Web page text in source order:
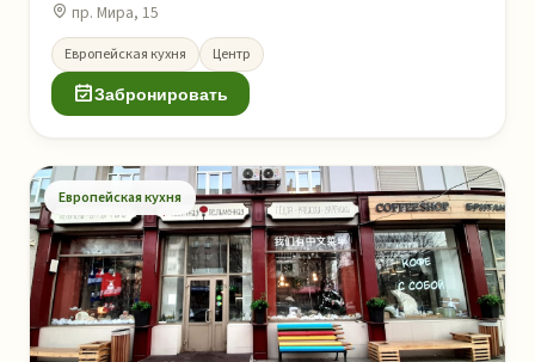
пр. Мира, 15
Европейская кухня Центр
Забронировать
Европейская кухня